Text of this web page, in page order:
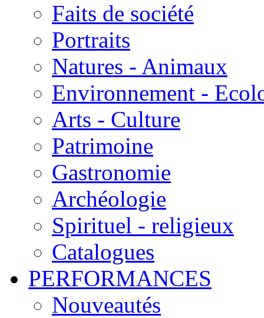
Faits de société
Portraits
Natures - Animaux
Environnement -
Arts - Culture
Patrimoine
Gastronomie
Archéologie
Spirituel - religieux
Catalogues
PERFORMANCES
Nouveautés